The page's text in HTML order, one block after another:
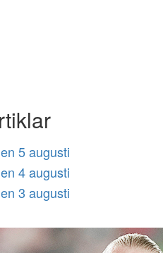
5 augusti
4 augusti
3 augusti